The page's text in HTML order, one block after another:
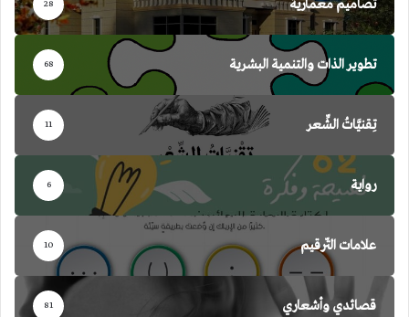
تصاميم معمارية 28
تطوير الذات والتنمية البشرية 68
تِقنيَّاتُ الشِّعر 11
رواية 6
علامات التّرقيم 10
قصائدي وأشعاري 81